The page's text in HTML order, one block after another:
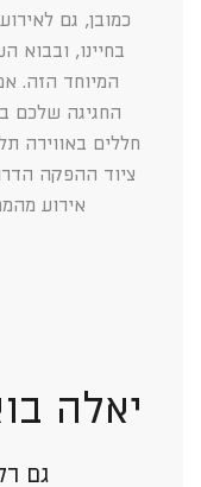
כמובן, גם
בחיינו, ובבוא
המיוחד הזה.
החגיגה שלכם
חללים באווירה
ציוד ההפקה
אירוע
יאלה
גם